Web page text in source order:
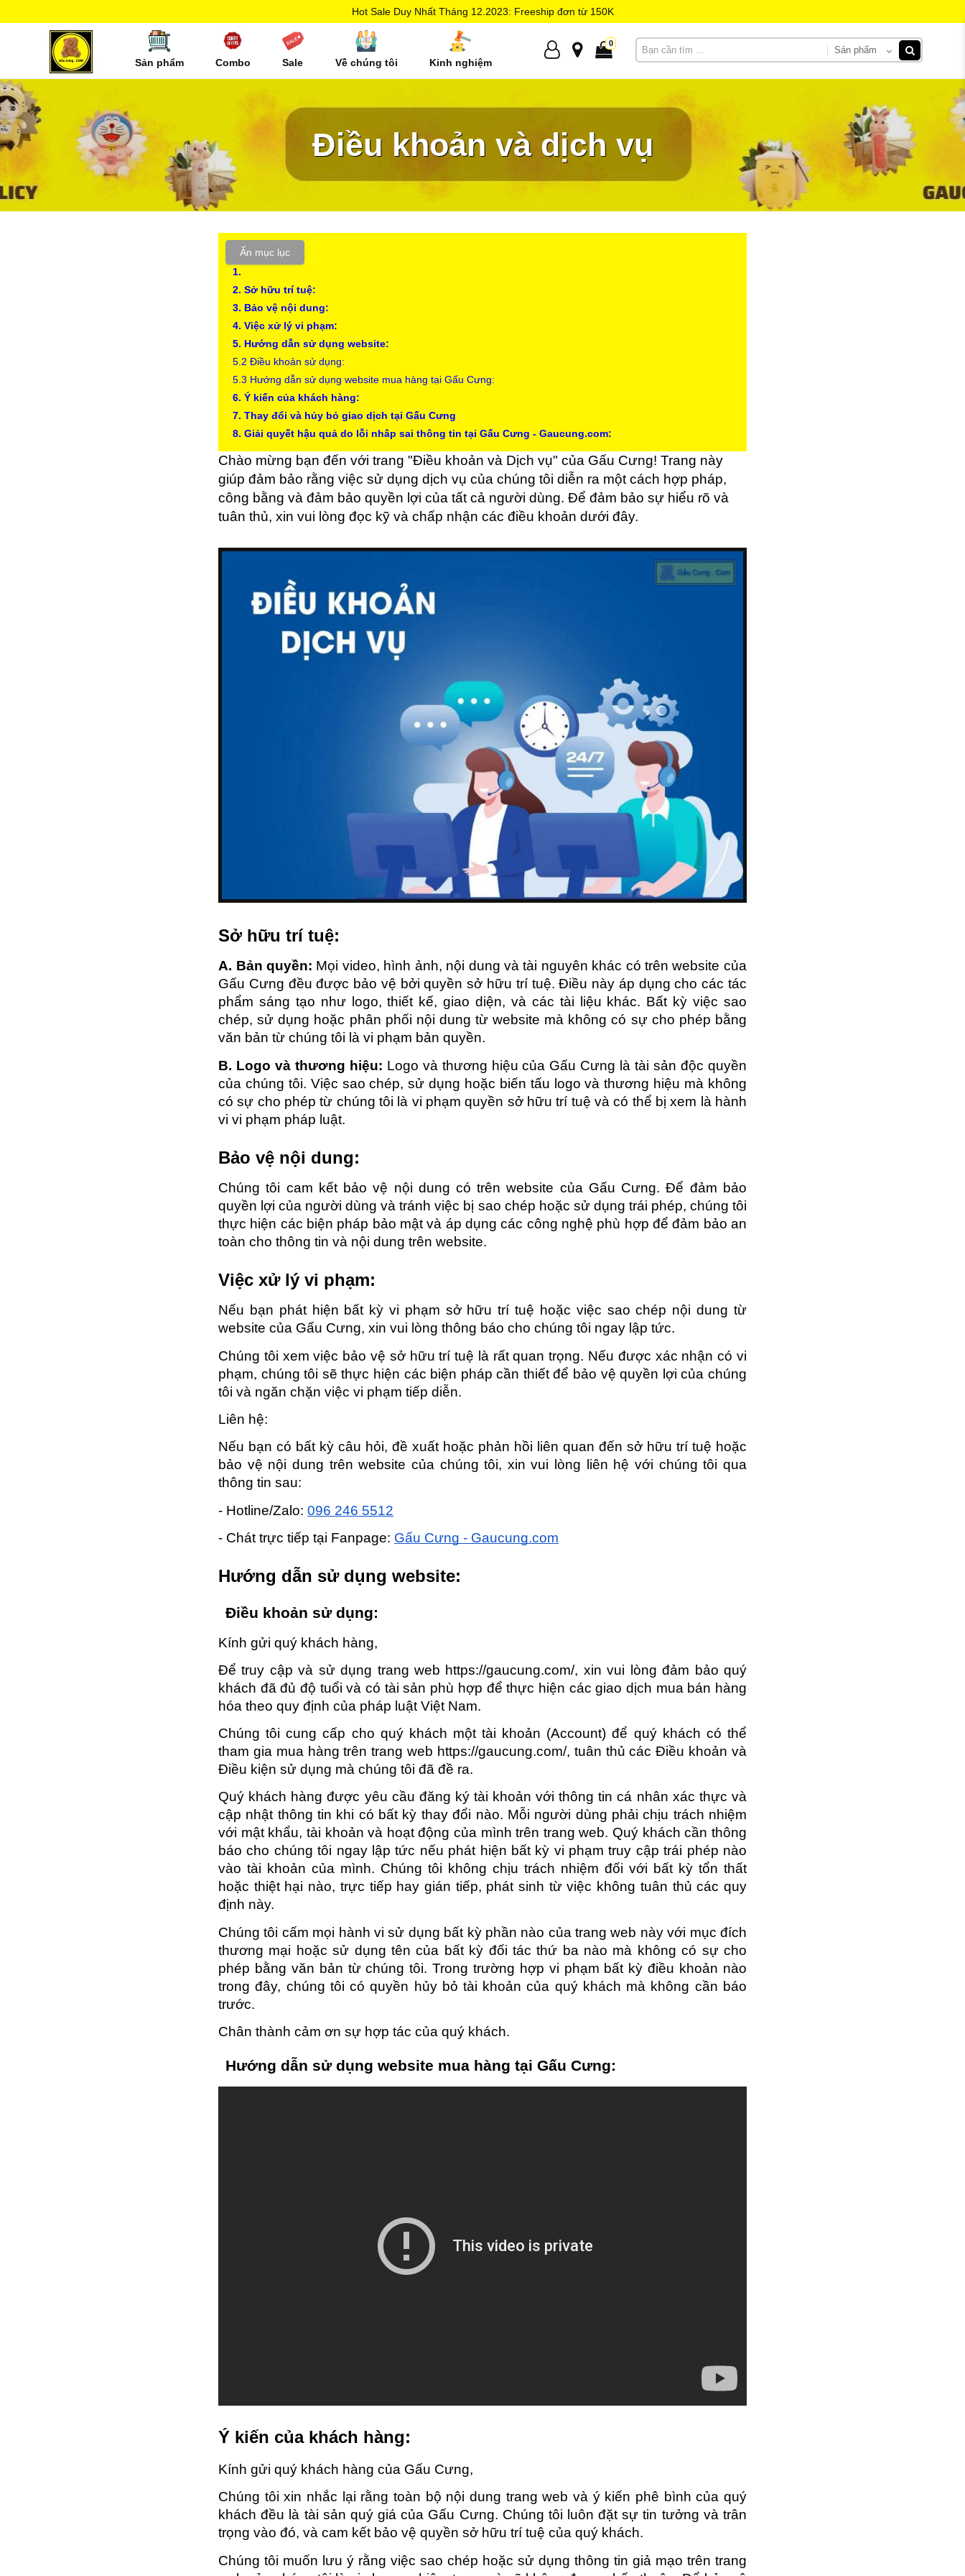
Hot Sale Duy Nhất Tháng 12.2023: Freeship đơn từ 150K
Sản phẩm Combo Sale Về chúng tôi Kinh nghiệm
0
Sản phẩm
Gấu Cưng Store
Điều khoản và dịch vụ
Ẩn mục lục
1.
2. Sở hữu trí tuệ:
3. Bảo vệ nội dung:
4. Việc xử lý vi phạm:
5. Hướng dẫn sử dụng website:
5.2 Điều khoản sử dụng:
5.3 Hướng dẫn sử dụng website mua hàng tại Gấu Cưng:
6. Ý kiến của khách hàng:
7. Thay đổi và hủy bỏ giao dịch tại Gấu Cưng
8. Giải quyết hậu quả do lỗi nhâp sai thông tin tại Gấu Cưng - Gaucung.com:
Chào mừng bạn đến với trang "Điều khoản và Dịch vụ" của Gấu Cưng! Trang này
giúp đảm bảo rằng việc sử dụng dịch vụ của chúng tôi diễn ra một cách hợp pháp,
công bằng và đảm bảo quyền lợi của tất cả người dùng. Để đảm bảo sự hiểu rõ và
tuân thủ, xin vui lòng đọc kỹ và chấp nhận các điều khoản dưới đây.
Sở hữu trí tuệ:
A. Bản quyền: Mọi video, hình ảnh, nội dung và tài nguyên khác có trên website của
Gấu Cưng đều được bảo vệ bởi quyền sở hữu trí tuệ. Điều này áp dụng cho các tác
phẩm sáng tạo như logo, thiết kế, giao diện, và các tài liệu khác. Bất kỳ việc sao
chép, sử dụng hoặc phân phối nội dung từ website mà không có sự cho phép bằng
văn bản từ chúng tôi là vi phạm bản quyền.
B. Logo và thương hiệu: Logo và thương hiệu của Gấu Cưng là tài sản độc quyền
của chúng tôi. Việc sao chép, sử dụng hoặc biến tấu logo và thương hiệu mà không
có sự cho phép từ chúng tôi là vi phạm quyền sở hữu trí tuệ và có thể bị xem là hành
vi vi phạm pháp luật.
Bảo vệ nội dung:
Chúng tôi cam kết bảo vệ nội dung có trên website của Gấu Cưng. Để đảm bảo
quyền lợi của người dùng và tránh việc bị sao chép hoặc sử dụng trái phép, chúng tôi
thực hiện các biện pháp bảo mật và áp dụng các công nghệ phù hợp để đảm bảo an
toàn cho thông tin và nội dung trên website.
Việc xử lý vi phạm:
Nếu bạn phát hiện bất kỳ vi phạm sở hữu trí tuệ hoặc việc sao chép nội dung từ
website của Gấu Cưng, xin vui lòng thông báo cho chúng tôi ngay lập tức.
Chúng tôi xem việc bảo vệ sở hữu trí tuệ là rất quan trọng. Nếu được xác nhận có vi
phạm, chúng tôi sẽ thực hiện các biện pháp cần thiết để bảo vệ quyền lợi của chúng
tôi và ngăn chặn việc vi phạm tiếp diễn.
Liên hệ:
Nếu bạn có bất kỳ câu hỏi, đề xuất hoặc phản hồi liên quan đến sở hữu trí tuệ hoặc
bảo vệ nội dung trên website của chúng tôi, xin vui lòng liên hệ với chúng tôi qua
thông tin sau:
- Hotline/Zalo:096 246 5512
- Chát trực tiếp tại Fanpage: Gấu Cưng - Gaucung.com
Hướng dẫn sử dụng website:
Điều khoản sử dụng:
Kính gửi quý khách hàng,
Để truy cập và sử dụng trang web https://gaucung.com/, xin vui lòng đảm bảo quý
khách đã đủ độ tuổi và có tài sản phù hợp để thực hiện các giao dịch mua bán hàng
hóa theo quy định của pháp luật Việt Nam.
Chúng tôi cung cấp cho quý khách một tài khoản (Account) để quý khách có thể
tham gia mua hàng trên trang web https://gaucung.com/, tuân thủ các Điều khoản và
Điều kiện sử dụng mà chúng tôi đã đề ra.
Quý khách hàng được yêu cầu đăng ký tài khoản với thông tin cá nhân xác thực và
cập nhật thông tin khi có bất kỳ thay đổi nào. Mỗi người dùng phải chịu trách nhiệm
với mật khẩu, tài khoản và hoạt động của mình trên trang web. Quý khách cần thông
báo cho chúng tôi ngay lập tức nếu phát hiện bất kỳ vi phạm truy cập trái phép nào
vào tài khoản của mình. Chúng tôi không chịu trách nhiệm đối với bất kỳ tổn thất
hoặc thiệt hại nào, trực tiếp hay gián tiếp, phát sinh từ việc không tuân thủ các quy
định này.
Chúng tôi cấm mọi hành vi sử dụng bất kỳ phần nào của trang web này với mục đích
thương mại hoặc sử dụng tên của bất kỳ đối tác thứ ba nào mà không có sự cho
phép bằng văn bản từ chúng tôi. Trong trường hợp vi phạm bất kỳ điều khoản nào
trong đây, chúng tôi có quyền hủy bỏ tài khoản của quý khách mà không cần báo
trước.
Chân thành cảm ơn sự hợp tác của quý khách.
Hướng dẫn sử dụng website mua hàng tại Gấu Cưng:
Ý kiến của khách hàng:
Kính gửi quý khách hàng của Gấu Cưng,
Chúng tôi xin nhắc lại rằng toàn bộ nội dung trang web và ý kiến phê bình của quý
khách đều là tài sản quý giá của Gấu Cưng. Chúng tôi luôn đặt sự tin tưởng và trân
trọng vào đó, và cam kết bảo vệ quyền sở hữu trí tuệ của quý khách.
Chúng tôi muốn lưu ý rằng việc sao chép hoặc sử dụng thông tin giả mạo trên trang